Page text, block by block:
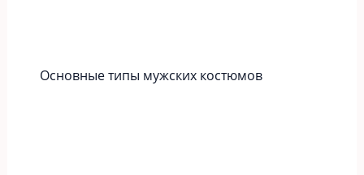
Основные типы мужских костюмов